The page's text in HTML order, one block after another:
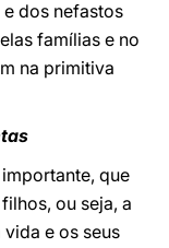
dos nefastos
famílias e no
na primitiva
que
ou seja, a
e os seus